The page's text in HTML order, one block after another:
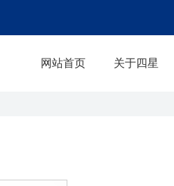
网站首页 关于四星